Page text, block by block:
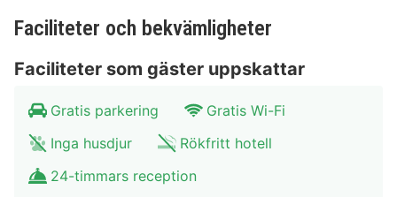
Kostnadsfritt Wi-Fi
Fräscha badrum med nödvändiga toalettartiklar
Parkering tillgänglig
Mötesrum för affärsresenärer
Restaurang BB HOTEL Carcassonne
Rocadest La Cite
Faciliteter och bekvämligheter
Faciliteter som gäster uppskattar
Gratis parkering
Gratis Wi-Fi
Inga husdjur
Rökfritt hotell
24-timmars reception